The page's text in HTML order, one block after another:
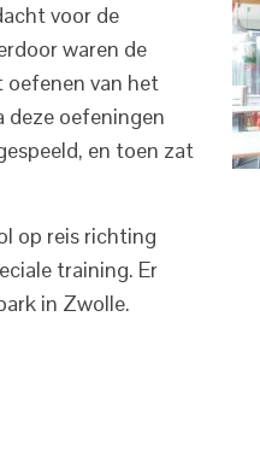
voor de
waren de
van het
deze oefeningen
en toen zat
op reis richting
training. Er
in Zwolle.